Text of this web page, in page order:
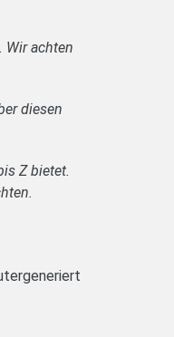
Wir achten
diesen
Z bietet.